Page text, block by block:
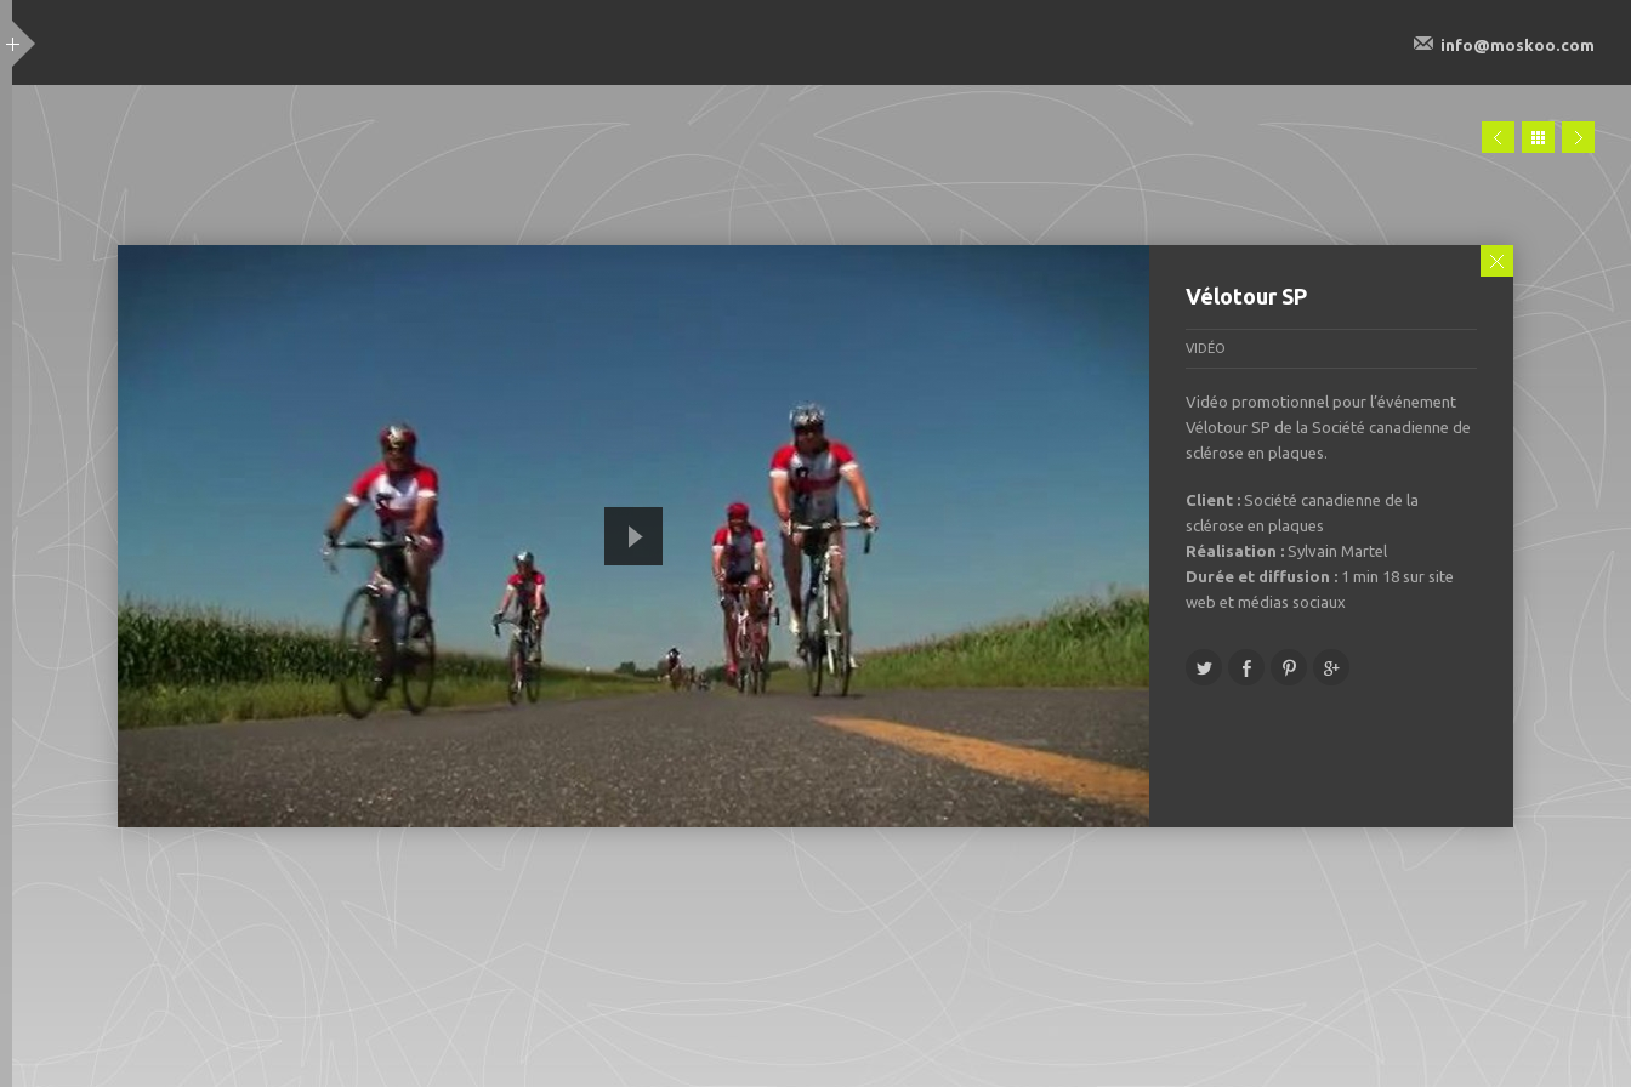
Vélotour SP
VIDÉO
Vidéo promotionnel pour l’événement
Vélotour SP de la Société canadienne de
sclérose en plaques.
Client : Société canadienne de la
sclérose en plaques
Réalisation : Sylvain Martel
Durée et diffusion : 1 min 18 sur site
web et médias sociaux
info@moskoo.com